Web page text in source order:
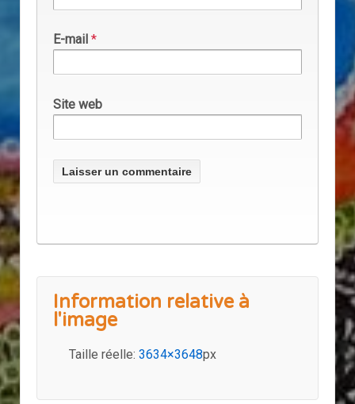
E-mail *
Site web
Information relative à
l'image
Taille réelle: 3634×3648px